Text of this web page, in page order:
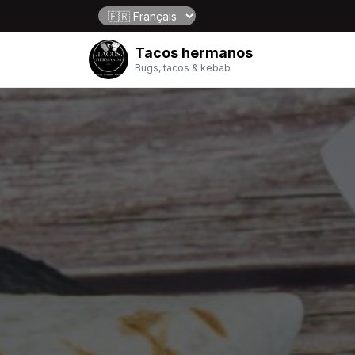
Tacos hermanos
Bugs, tacos & kebab